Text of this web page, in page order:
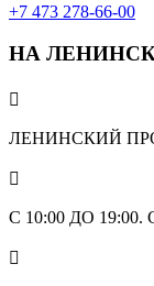
+7 473 278-66-00
НА

ЛЕНИНСКИЙ

С 10:00 ДО
